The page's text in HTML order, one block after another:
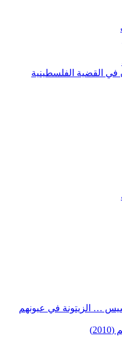
في القضية الفلسطينية
… الزيتونة في عيونهم